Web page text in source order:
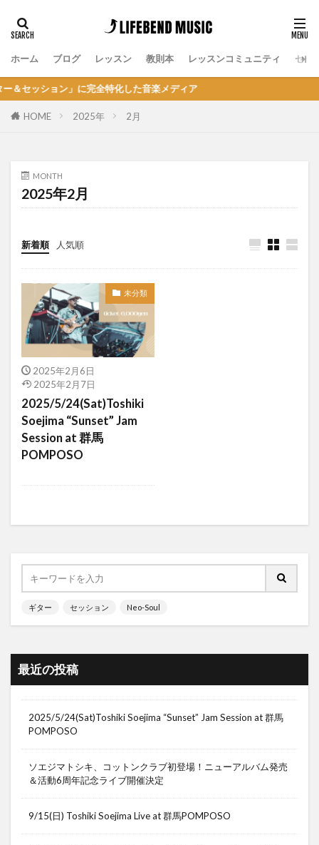
ホーム ブログ レッスン 教則本 レッスンコミュニティ セッ
ション」に完全特化した音楽メディア
HOME 2025年 2月
MONTH
2025年2月
新着順 人気順
未分類
2025年2月6日
2025年2月7日
2025/5/24(Sat)Toshiki
Soejima “Sunset” Jam
Session at 群馬
POMPOSO
ギター セッション Neo-Soul
最近の投稿
2025/5/24(Sat)Toshiki Soejima “Sunset” Jam Session at 群馬
POMPOSO
ソエジマトシキ、コットンクラブ初登場！ニューアルバム発売
＆活動6周年記念ライブ開催決定
9/15(日) Toshiki Soejima Live at 群馬POMPOSO